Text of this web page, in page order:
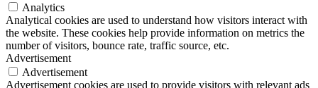
Analytics
Analytical cookies are used to understand how visitors interact with
the website. These cookies help provide information on metrics the
number of visitors, bounce rate, traffic source, etc.
Advertisement
Advertisement
Advertisement cookies are used to provide visitors with relevant ads